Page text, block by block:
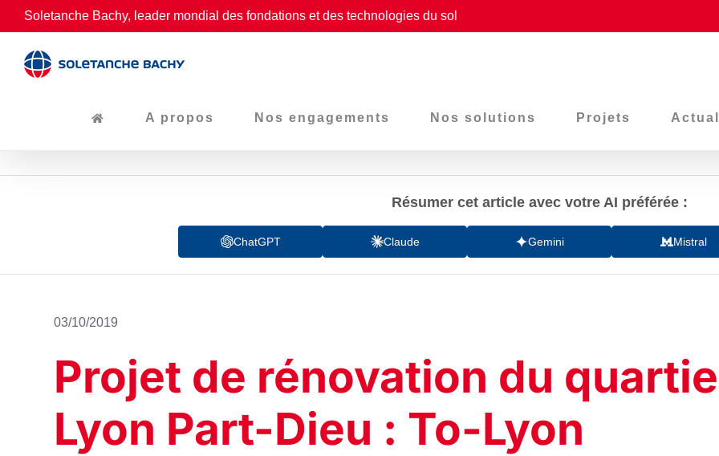
Passer
au
contenu
Soletanche Bachy, leader mondial des fondations et des technologies du sol
A propos Nos engagements Nos solutions Projets
Résumer cet article avec votre AI préférée :
ChatGPT Claude Gemini Mistral
03/10/2019
Projet de rénovation du
Lyon Part-Dieu : To-Lyon